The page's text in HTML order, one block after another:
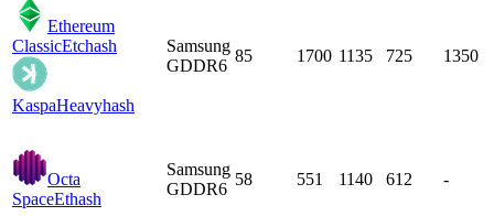
Ethereum
ClassicEtchash
KaspaHeavyhash
Samsung
GDDR6
85 1700 1135 725 1350
Octa
SpaceEthash
Samsung
GDDR6
58 551 1140 612 -